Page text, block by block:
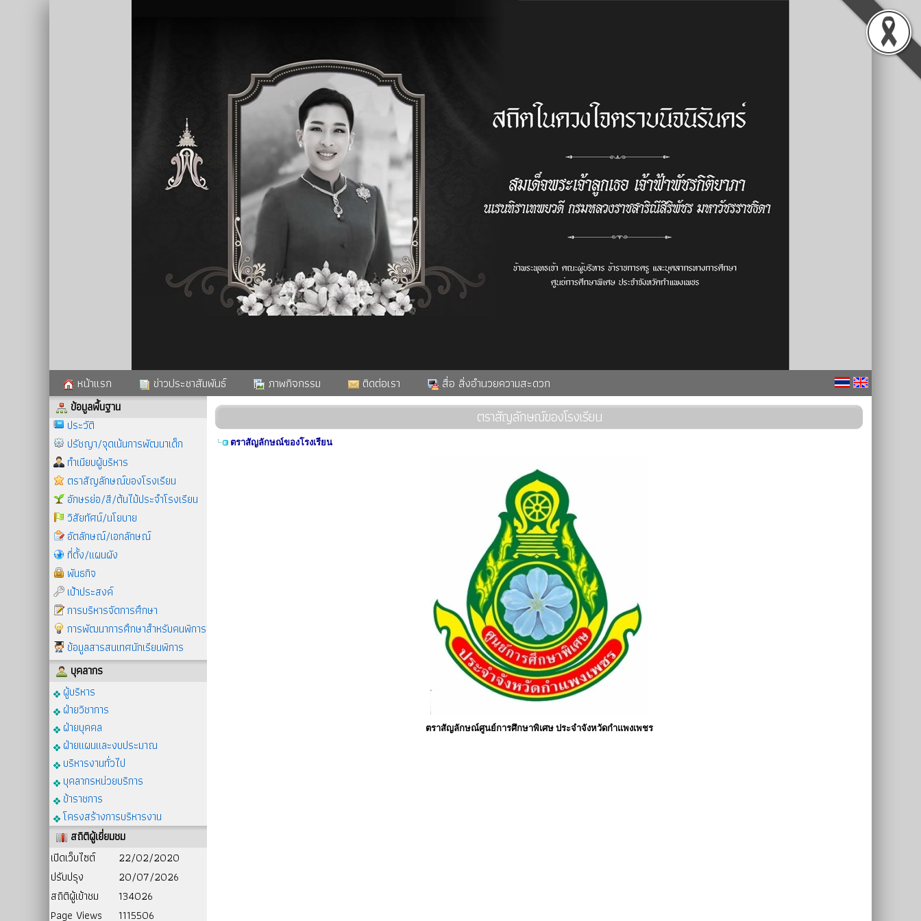
หน้าแรก ข่าวประชาสัมพันธ์ ภาพกิจกรรม ติดต่อเรา สื่อ สิ่งอำนวยความสะดวก
ข้อมูลพื้นฐาน
ประวัติ
ปรัชญา/จุดเน้นการพัฒนาเด็ก
ทำเนียบผู้บริหาร
ตราสัญลักษณ์ของโรงเรียน
อักษรย่อ/สี/ต้นไม้ประจำโรงเรียน
วิสัยทัศน์/นโยบาย
อัตลักษณ์/เอกลักษณ์
ที่ตั้ง/แผนผัง
พันธกิจ
เป้าประสงค์
การบริหารจัดการศึกษา
การพัฒนาการศึกษาสำหรับคนพิการ
ข้อมูลสารสนเทศนักเรียนพิการ
บุคลากร
ผู้บริหาร
ฝ่ายวิชาการ
ฝ่ายบุคคล
ฝ่ายแผนและงบประมาณ
บริหารงานทั่วไป
บุคลากรหน่วยบริการ
ข้าราชการ
โครงสร้างการบริหารงาน
สถิติผู้เยี่ยมชม
เปิดเว็บไซต์
22/02/2020
ปรับปรุง
20/07/2026
สถิติผู้เข้าชม
134026
Page Views
1115506
ตราสัญลักษณ์ของโรงเรียน
ตราสัญลักษณ์ของโรงเรียน
ตราสัญลักษณ์ศูนย์การศึกษาพิเศษ ประจำจังหวัดกำแพงเพชร